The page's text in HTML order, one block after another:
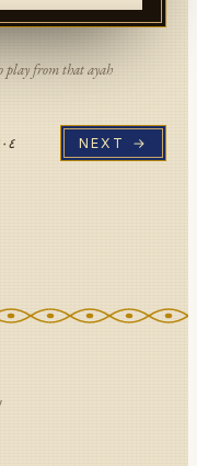
play from that ayah
NEXT →